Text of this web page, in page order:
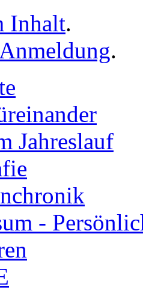
Inhalt.
.
Jahreslauf
-